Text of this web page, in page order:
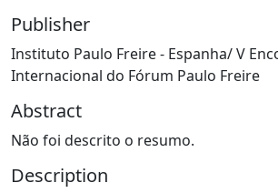
Publisher
Instituto Paulo Freire - Espanha/ V
Internacional do Fórum Paulo Freire
Abstract
Não foi descrito o resumo.
Description